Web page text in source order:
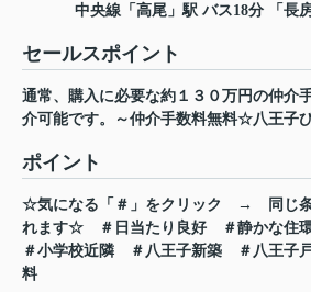
中央線 「 高尾 」駅 バス18分 「長
セールスポイント
通常、購入に必要な約１３０万円の仲介
介可能です。～仲介手数料無料☆八王子
ポイント
☆気になる「＃」をクリック →
同じ
れます☆
＃日当たり良好 ＃静かな住
＃小学校近隣
＃八王子新築 ＃八王子
料